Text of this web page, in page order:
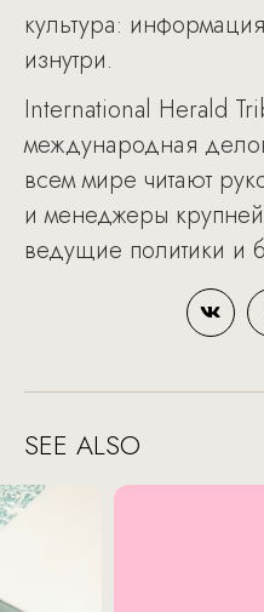
культура:
изнутри.
International Herald
международная
всем мире читают
и менеджеры
ведущие политики и
SEE ALSO